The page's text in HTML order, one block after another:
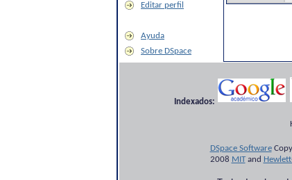
Editar perfil
Ayuda
Sobre DSpace
Indexados:
DSpace Software
2008 MITand